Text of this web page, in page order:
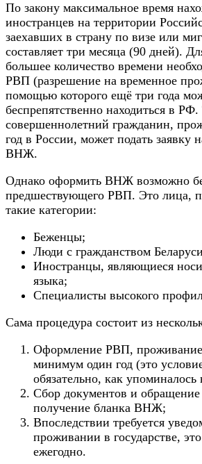
По закону максимальное время
иностранцев на территории
заехавших в страну по визе или
составляет три месяца (90 дней).
большее количество времени
РВП (разрешение на временное
помощью которого ещё три года
беспрепятственно находиться в РФ.
совершеннолетний гражданин,
год в России, может подать заявку
ВНЖ.
Однако оформить ВНЖ возможно
предшествующего РВП. Это лица,
такие категории:
Беженцы;
Люди с гражданством
Иностранцы, являющиеся
языка;
Специалисты высокого
Сама процедура состоит из
Оформление РВП,
минимум один год (это
обязательно, как
Сбор документов и
получение бланка ВНЖ;
Впоследствии требуется
проживании в государстве, это
ежегодно.